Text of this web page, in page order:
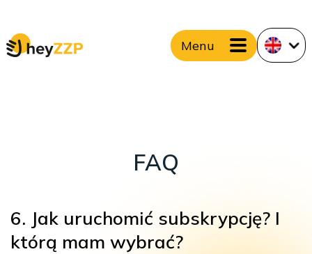
Menu
FAQ
6. Jak uruchomić subskrypcję? I
którą mam wybrać?